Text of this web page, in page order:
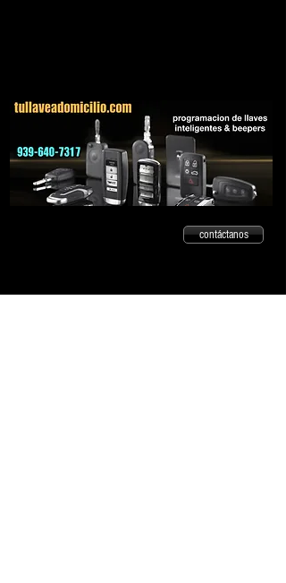
contáctanos